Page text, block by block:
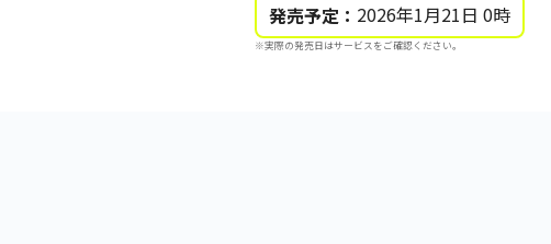
発売予定： 2026年1月21日 0時
※実際の発売日はサービスをご確認ください。